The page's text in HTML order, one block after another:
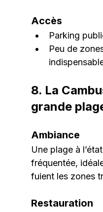
Accès
Parking
Peu de
8. La
grande
Ambiance
Une plage à
fréquentée,
fuient les zones
Restauration